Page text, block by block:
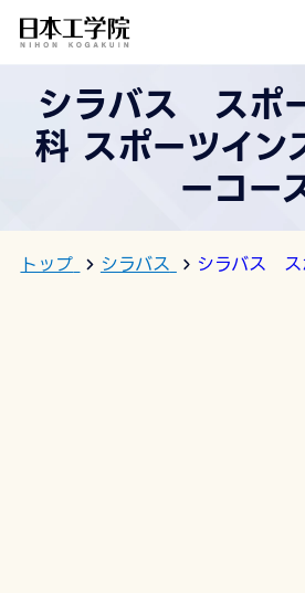
シラバス スポ
科 スポーツイン
ーコー
トップ シラバス シラバス ス